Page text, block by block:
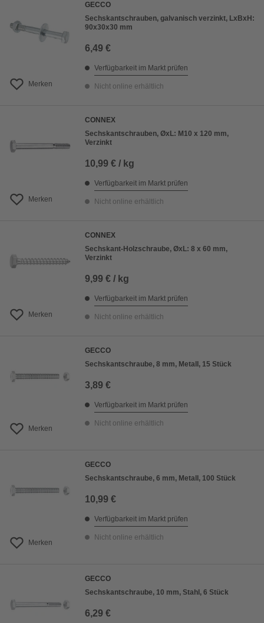
Merken
GECCO
Sechskantschrauben, galvanisch verzinkt, LxBxH:
90x30x30 mm
6,49 €
Verfügbarkeit im Markt prüfen
Nicht online erhältlich
Merken
CONNEX
Sechskantschrauben, ØxL: M10 x 120 mm,
Verzinkt
10,99 € / kg
Verfügbarkeit im Markt prüfen
Nicht online erhältlich
Merken
CONNEX
Sechskant-Holzschraube, ØxL: 8 x 60 mm,
Verzinkt
9,99 € / kg
Verfügbarkeit im Markt prüfen
Nicht online erhältlich
Merken
GECCO
Sechskantschraube, 8 mm, Metall, 15 Stück
3,89 €
Verfügbarkeit im Markt prüfen
Nicht online erhältlich
Merken
GECCO
Sechskantschraube, 6 mm, Metall, 100 Stück
10,99 €
Verfügbarkeit im Markt prüfen
Nicht online erhältlich
GECCO
Sechskantschraube, 10 mm, Stahl, 6 Stück
6,29 €